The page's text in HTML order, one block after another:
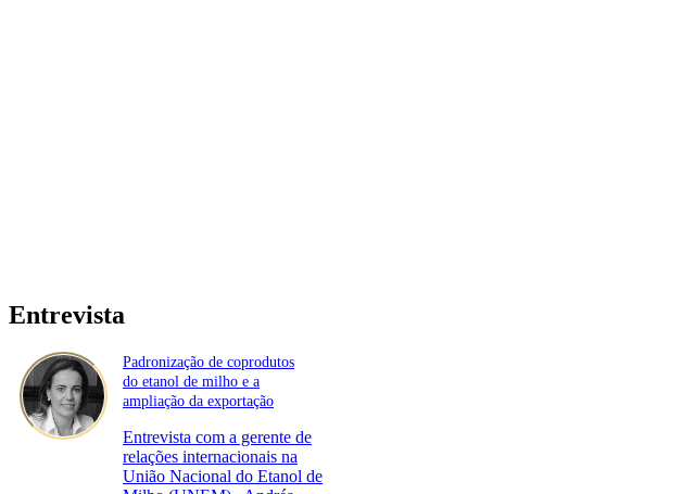
Entrevista
Padronização de coprodutos
do etanol de milho e a
ampliação da exportação
Entrevista com a gerente de
relações internacionais na
União Nacional do Etanol de